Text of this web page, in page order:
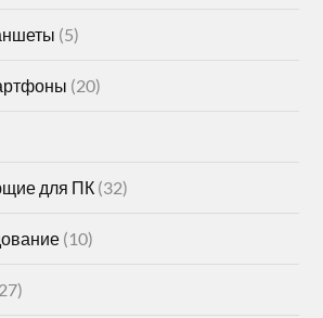
(5)
(20)
для ПК (32)
(10)